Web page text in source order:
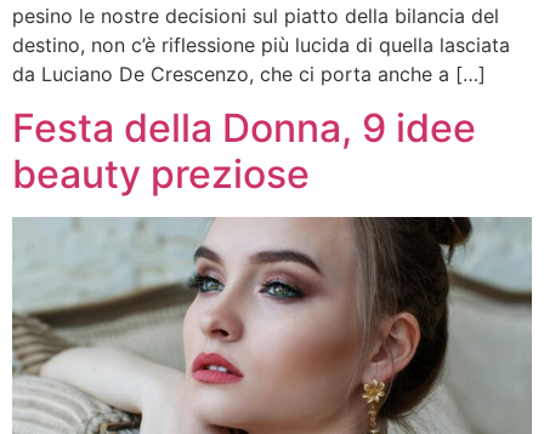
pesino le nostre decisioni sul piatto della bilancia del
destino, non c’è riflessione più lucida di quella lasciata
da Luciano De Crescenzo, che ci porta anche a […]
Festa della Donna, 9 idee
beauty preziose